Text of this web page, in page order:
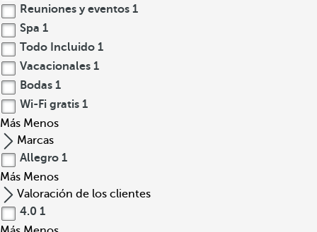
Reuniones y eventos 1
Spa 1
Todo Incluido 1
Vacacionales 1
Bodas 1
Wi-Fi gratis 1
Más Menos
Marcas
Allegro 1
Más Menos
Valoración de los clientes
4.0 1